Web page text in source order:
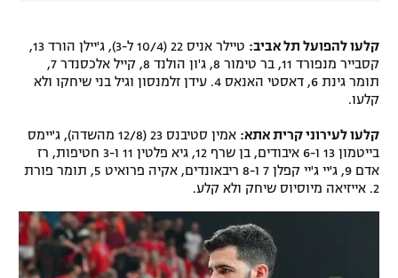
קלעו להפועל תל אביב:
טיילר אניס 22 (10/4 ל-3), ג'יילן הורד 13,
קסבייר מנפורד 11, בר טימור 8, ג'ון הולנד 8, קייל אלכסנדר 7,
תומר גינת 6, דאסטי האנאס 4. עידן זלמנסון וגיל בני שיחקו ולא
קלעו.
קלעו לעירוני קרית אתא:
אמין סטיבנס 23 (12/8 מהשדה), ג'יימס
בייטמון 13 ו-6 איבודים, בן שרף 12, גיא פלטין 11 ו-3 חטיפות, רז
אדם 9, ג'יי ג'יי קפלן 7 ו-8 ריבאונדים, אקיה פרואיט 5, תומר פורת
2. אייזיאה מיוסיוס שיחק ולא קלע.